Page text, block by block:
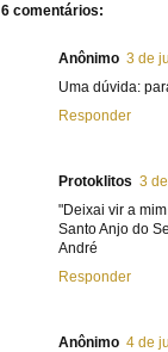
6 comentários:
Anônimo 3 de
Uma dúvida:
Responder
Protoklitos 3
"Deixai vir a
Santo Anjo do
André
Responder
Anônimo 4 de